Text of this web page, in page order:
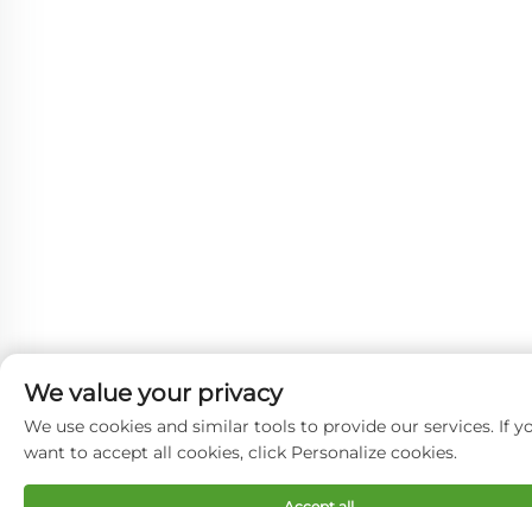
We value your privacy
We use cookies and similar tools to provide our services. If
want to accept all cookies, click Personalize cookies.